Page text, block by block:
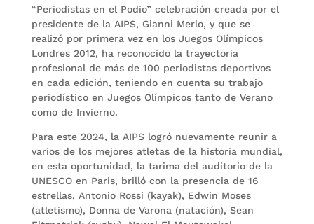
“Periodistas en el Podio” celebración creada por el
presidente de la AIPS, Gianni Merlo, y que se
realizó por primera vez en los Juegos Olímpicos
Londres 2012, ha reconocido la trayectoria
profesional de más de 100 periodistas deportivos
en cada edición, teniendo en cuenta su trabajo
periodístico en Juegos Olímpicos tanto de Verano
como de Invierno.
Para este 2024, la AIPS logró nuevamente reunir a
varios de los mejores atletas de la historia mundial,
en esta oportunidad, la tarima del auditorio de la
UNESCO en Paris, brilló con la presencia de 16
estrellas, Antonio Rossi (kayak), Edwin Moses
(atletismo), Donna de Varona (natación), Sean